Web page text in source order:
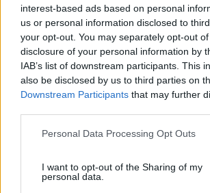
interest-based ads based on personal
us or personal information disclosed to
your opt-out. You may separately opt-out
disclosure of your personal information by
IAB’s list of downstream participants. This
also be disclosed by us to third parties on
Downstream Participants that may further
Please note that this website/app uses one
not limited to your visit or usage behaviour.
grant or deny consent to Google and its
Personal Data Processing Opt Outs
I want to opt-out of the Sharing of my
personal data.
Recursos Humanos
Sem Categoria
Sustentabilidade
Team Building
Vendas E Negociação